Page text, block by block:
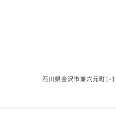
石川県金沢市兼六元町1-1